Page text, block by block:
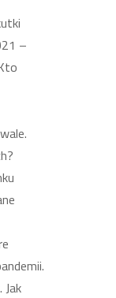
–
Jak